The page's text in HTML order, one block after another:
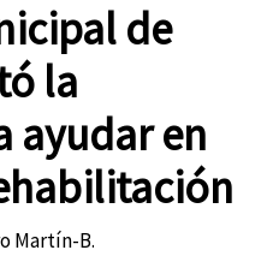
de
la
ayudar en
Martín-B.